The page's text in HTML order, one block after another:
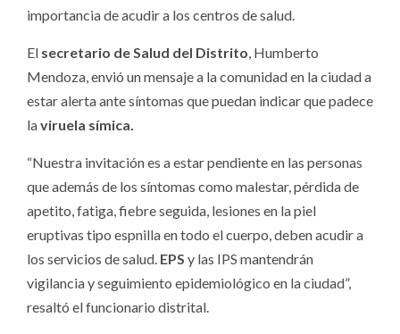
importancia de acudir a los centros de salud.
El secretario de Salud del Distrito , Humberto
Mendoza, envió un mensaje a la comunidad en la ciudad a
estar alerta ante síntomas que puedan indicar que padece
laviruela símica.
“Nuestra invitación es a estar pendiente en las personas
que además de los síntomas como malestar, pérdida de
apetito, fatiga, fiebre seguida, lesiones en la piel
eruptivas tipo espnilla en todo el cuerpo, deben acudir a
los servicios de salud. EPS y las IPS mantendrán
vigilancia y seguimiento epidemiológico en la ciudad”,
resaltó el funcionario distrital.